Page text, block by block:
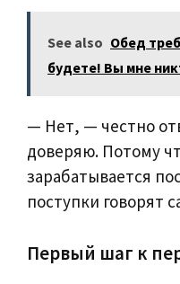
See also Обед
будете! Вы мне
— Нет, — честно
доверяю. Потому
зарабатывается
поступки говорят
Первый шаг к